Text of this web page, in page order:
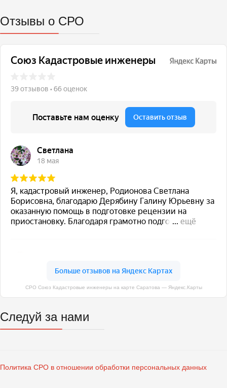
Отзывы о СРО
СРО Союз Кадастровые инженеры на карте Саратова — Яндекс.Карты
Следуй за нами
Политика СРО в отношении обработки персональных данных